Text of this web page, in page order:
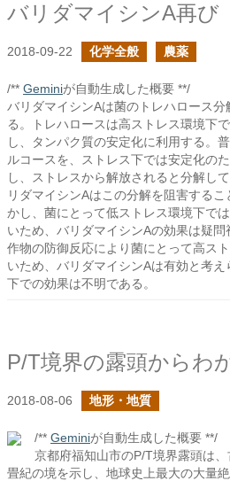
バリダマイシンA再び
2018-09-22 化学全般 農薬
/** Geminiが自動生成した概要 **/
バリダマイシンAは菌のトレハロース
る。トレハロースは高ストレス環境下
し、タンパク質の安定化に利用する。
ルコースを、ストレス下では安定化の
し、ストレスから解放されると分解し
リダマイシンAはこの分解を阻害する
かし、菌にとって低ストレス環境下で
いため、バリダマイシンAの効果は疑問
作物の防御反応により菌にとって高ス
いため、バリダマイシンAは有効と考
下での効果は不明である。
P/T境界の露頭からわ
2018-08-06 地形・地質
/** Geminiが自動生成した概要 **/
京都府福知山市のP/T境界露頭は
畳紀の境を示し、地球史上最大の大量